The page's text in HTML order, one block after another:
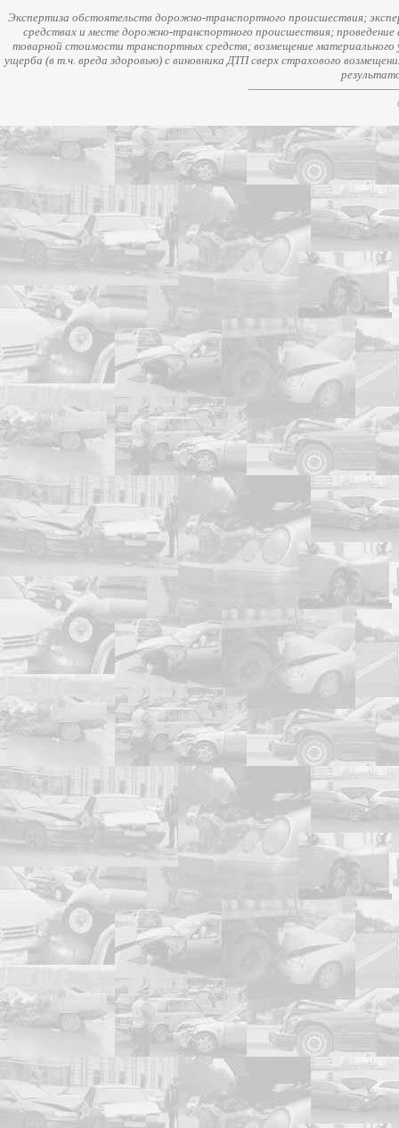
Экспертиза обстоятельств дорожно-транспортного происшествия;
средствах и месте дорожно-транспортного происшествия;
товарной стоимости транспортных средств; возмещение
ущерба (в т.ч. вреда здоровью) с виновника ДТП сверх страхового